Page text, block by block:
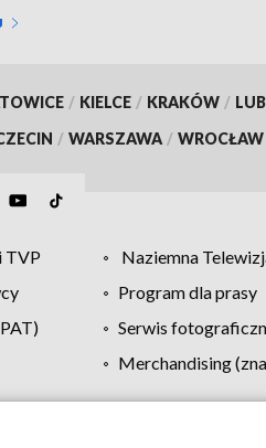
/ KIELCE / KRAKÓW /
/ WARSZAWA / WROCŁAW
TVP Naziemna
Program dla prasy
Serwis
Merchandising